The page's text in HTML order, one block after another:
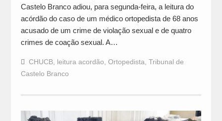
Castelo Branco adiou, para segunda-feira, a leitura do
acórdão do caso de um médico ortopedista de 68 anos
acusado de um crime de violação sexual e de quatro
crimes de coação sexual. A…
CHUCB, leitura acordão Ortopedista Tribunal de
Castelo Branco